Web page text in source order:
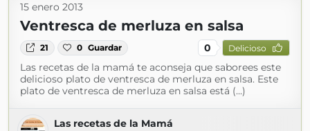
15 enero 2013
Ventresca de merluza en salsa
21 0 Guardar 0 Delicioso
Las recetas de la mamá te aconseja que saborees este
delicioso plato de ventresca de merluza en salsa. Este
plato de ventresca de merluza en salsa está (...)
Las recetas de la Mamá